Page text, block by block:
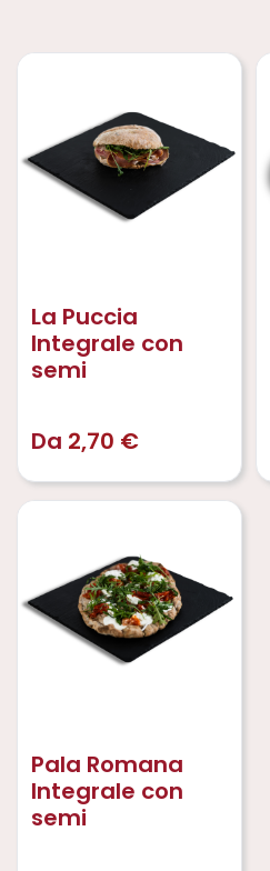
La Puccia
Integrale con
semi
Da 2,70 €
Pala Romana
Integrale con
semi